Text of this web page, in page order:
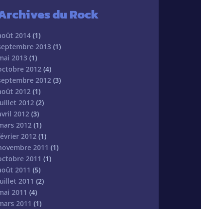
du Rock
2014 (1)
2013 (1)
2013 (1)
2012 (4)
2012 (3)
2012 (1)
2012 (2)
2012 (3)
2012 (1)
2012 (1)
2011 (1)
2011 (1)
2011 (5)
2011 (2)
2011 (4)
2011 (1)